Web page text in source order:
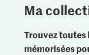
Ma
Trouvez toutes
mémorisées